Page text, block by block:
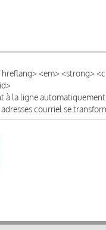
hreflang> <em>
à la ligne automatiquement.
adresses courriel se